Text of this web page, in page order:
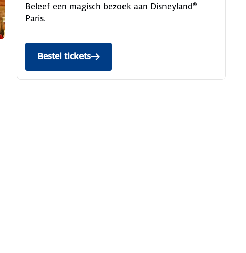
Beleef een magisch bezoek aan Disneyland®
Paris.
Bestel tickets